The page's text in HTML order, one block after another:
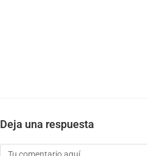
Deja una respuesta